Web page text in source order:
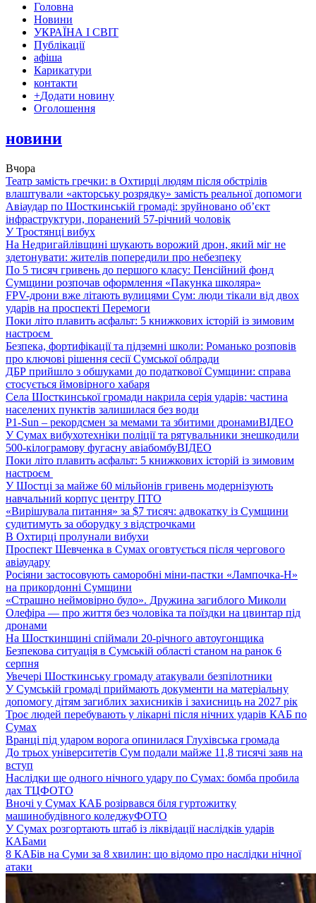
Головна
Новини
УКРАЇНА І СВІТ
Публікації
афіша
Карикатури
контакти
+Додати новину
Оголошення
новини
Вчора
Театр замість гречки: в Охтирці людям після обстрілів
влаштували «акторську розрядку» замість реальної допомоги
Авіаудар по Шосткинській громаді: зруйновано об’єкт
інфраструктури, поранений 57-річний чоловік
У Тростянці вибух
На Недригайлівщині шукають ворожий дрон, який міг не
здетонувати: жителів попередили про небезпеку
По 5 тисяч гривень до першого класу: Пенсійний фонд
Сумщини розпочав оформлення «Пакунка школяра»
FPV-дрони вже літають вулицями Сум: люди тікали від двох
ударів на проспекті Перемоги
Поки літо плавить асфальт: 5 книжкових історій із зимовим
настроєм
Безпека, фортифікації та підземні школи: Романько розповів
про ключові рішення сесії Сумської облради
ДБР прийшло з обшуками до податкової Сумщини: справа
стосується ймовірного хабаря
Села Шосткинської громади накрила серія ударів: частина
населених пунктів залишилася без води
P1-Sun – рекордсмен за мемами та збитими дронамиВІДЕО
У Сумах вибухотехніки поліції та рятувальники знешкодили
500-кілограмову фугасну авіабомбуВІДЕО
Поки літо плавить асфальт: 5 книжкових історій із зимовим
настроєм
У Шостці за майже 60 мільйонів гривень модернізують
навчальний корпус центру ПТО
«Вирішувала питання» за $7 тисяч: адвокатку із Сумщини
судитимуть за оборудку з відстрочками
В Охтирці пролунали вибухи
Проспект Шевченка в Сумах оговтується після чергового
авіаудару
Росіяни застосовують саморобні міни-пастки «Лампочка-Н»
на прикордонні Сумщини
«Страшно неймовірно було». Дружина загиблого Миколи
Олефіра — про життя без чоловіка та поїздки на цвинтар під
дронами
На Шосткинщині спіймали 20-річного автоугонщика
Безпекова ситуація в Сумській області станом на ранок 6
серпня
Увечері Шосткинську громаду атакували безпілотники
У Сумській громаді приймають документи на матеріальну
допомогу дітям загиблих захисників і захисниць на 2027 рік
Троє людей перебувають у лікарні після нічних ударів КАБ по
Сумах
Вранці під ударом ворога опинилася Глухівська громада
До трьох університетів Сум подали майже 11,8 тисячі заяв на
вступ
Наслідки ще одного нічного удару по Сумах: бомба пробила
дах ТЦФОТО
Вночі у Сумах КАБ розірвався біля гуртожитку
машинобудівного коледжуФОТО
У Сумах розгортають штаб із ліквідації наслідків ударів
КАБами
8 КАБів на Суми за 8 хвилин: що відомо про наслідки нічної
атаки